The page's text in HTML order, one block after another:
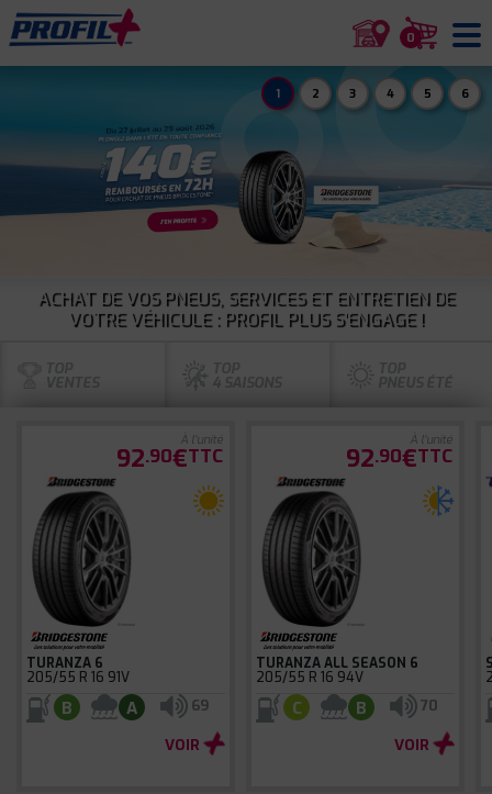
0
1 2 3 4 5 6
ACHAT DE VOS PNEUS, SERVICES ET ENTRETIEN DE
VOTRE VÉHICULE : PROFIL PLUS S'ENGAGE !
VENTES 4 SAISONS PNEUS ÉTÉ
À l'unité
92.90€TTC
TURANZA 6
205/55 R 16 91V
B A 69
VOIR
À l'unité
92.90€TTC
TURANZA ALL SEASON 6
205/55 R 16 94V
C B 70
VOIR